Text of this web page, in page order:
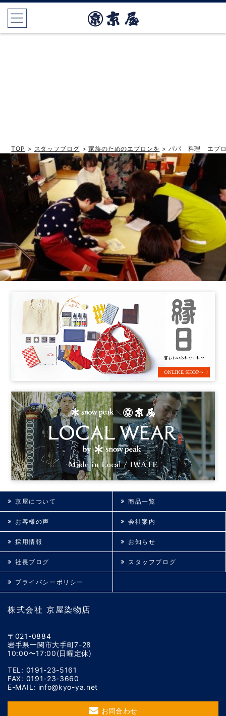
TOP > スタッフブログ >家族のためのエプロンを > パパ 料理 エプ
株式会社 京屋染物店
〒021-0884
岩手県一関市大手町7-28
10:00〜17:00(日曜定休)
TEL: 0191-23-5161
FAX: 0191-23-3660
E-MAIL: info@kyo-ya.net
お問合わせ
京屋について 商品一覧
お客様の声 会社案内
採用情報 お知らせ
社長ブログ スタッフブログ
プライバシーポリシー